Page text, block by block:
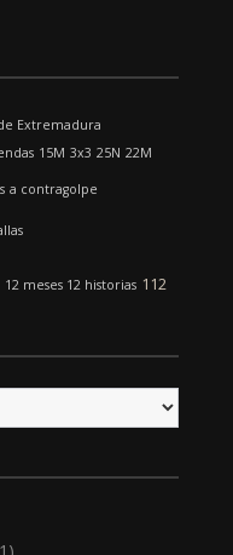
Extremadura
15M 3x3 25N 22M
a contragolpe
12 meses 12 historias 112